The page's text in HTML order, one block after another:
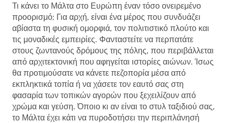
Τι κάνει το Μάλτα στο Ευρώπη έναν τόσο ονειρεμένο
προορισμό; Για αρχή, είναι ένα μέρος που συνδυάζει
αβίαστα τη φυσική ομορφιά, τον πολιτιστικό πλούτο και
τις μοναδικές εμπειρίες. Φανταστείτε να περπατάτε
στους ζωντανούς δρόμους της πόλης, που περιβάλλεται
από αρχιτεκτονική που αφηγείται ιστορίες αιώνων. Ίσως
θα προτιμούσατε να κάνετε πεζοπορία μέσα από
εκπληκτικά τοπία ή να χάσετε τον εαυτό σας στη
φασαρία των τοπικών αγορών που ξεχειλίζουν από
χρώμα και γεύση. Όποιο κι αν είναι το στυλ ταξιδιού σας,
το Μάλτα έχει κάτι να πυροδοτήσει την περιπλάνησή